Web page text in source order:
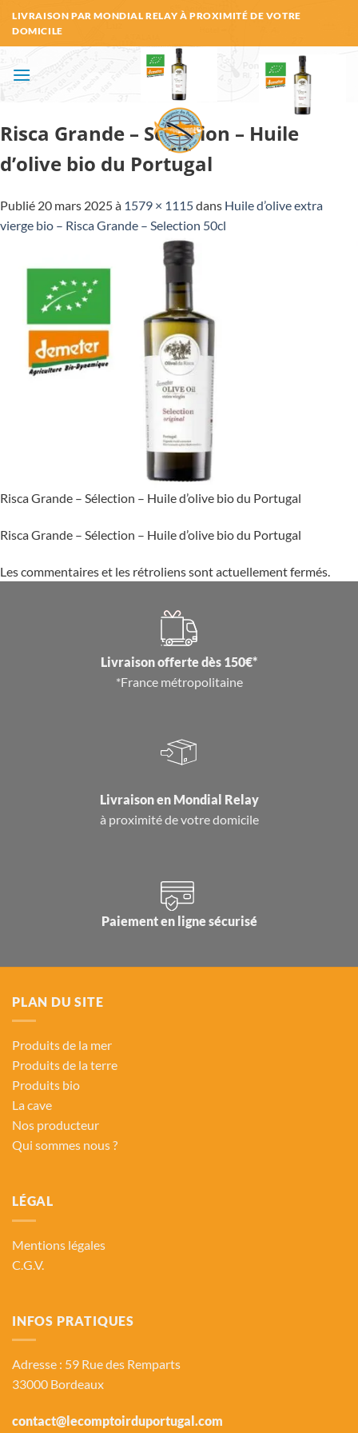
Passer
au
contenu
LIVRAISON PAR MONDIAL RELAY À PROXIMITÉ DE VOTRE
DOMICILE
Risca Grande – Selection – Huile
d’olive bio du Portugal
Publié 20 mars 2025à 1579 × 1115dans Huile d’olive extra
vierge bio – Risca Grande – Selection 50cl
Risca Grande – Sélection – Huile d’olive bio du Portugal
Risca Grande – Sélection – Huile d’olive bio du Portugal
Les commentaires et les rétroliens sont actuellement fermés.
Livraison offerte dès 150€*
*France métropolitaine
Livraison en Mondial Relay
à proximité de votre domicile
Paiement en ligne sécurisé
PLAN DU SITE
Produits de la mer
Produits de la terre
Produits bio
La cave
Nos producteur
Qui sommes nous ?
LÉGAL
Mentions légales
C.G.V.
INFOS PRATIQUES
Adresse : 59 Rue des Remparts
33000 Bordeaux
contact@lecomptoirduportugal.com